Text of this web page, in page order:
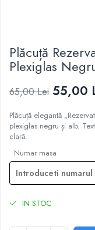
Plăcuță
Plexiglas
65,00 Lei 55,00
Plăcuță elegantă
plexiglas negru și alb.
clară.
Numar masa
IN STOC